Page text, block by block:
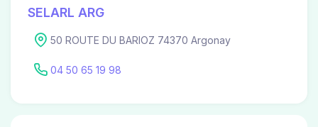
SELARL ARG
50 ROUTE DU BARIOZ 74370 Argonay
04 50 65 19 98